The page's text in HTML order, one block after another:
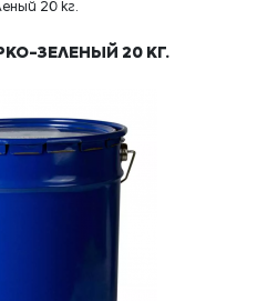
20 кг.
ЗЕЛЕНЫЙ 20 КГ.